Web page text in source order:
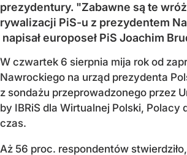
prezydentury. "Zabawne są te
rywalizacji PiS-u z prezydentem
napisał europoseł PiS Joachim
W czwartek 6 sierpnia mija rok od
Nawrockiego na urząd prezydenta
z sondażu przeprowadzonego przez
by IBRiS dla Wirtualnej Polski, Polacy
czas.
Aż 56 proc. respondentów